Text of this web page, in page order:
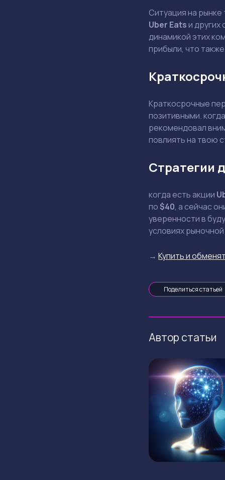
Ситуация на
Uber Eatsи
динамикой этих
прибыли, что
Краткосрочные
позитивными.
рекомендовал
повлиять на твою
Стратегии
когда есть акции
по$40, а сейчас
уверенности в
условиях
→ Купить и
Поделиться статьей
Автор статьи